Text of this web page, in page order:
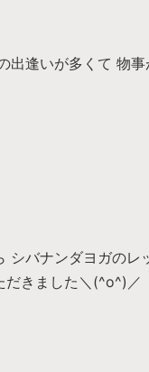
出逢いが多くて 物
シバナンダヨガのレ
だきました＼(^o^)／